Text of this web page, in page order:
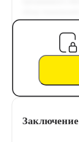
Заключение